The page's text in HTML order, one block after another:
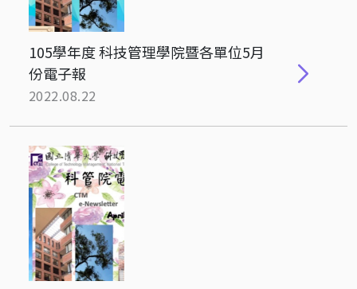
105學年度 科技管理學院暨各單位5月
份電子報
2022.08.22